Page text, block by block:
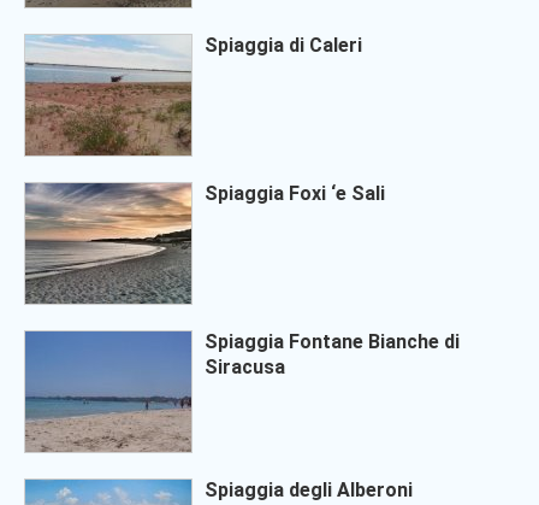
Spiaggia di Caleri
Spiaggia Foxi ‘e Sali
Spiaggia Fontane Bianche di
Siracusa
Spiaggia degli Alberoni